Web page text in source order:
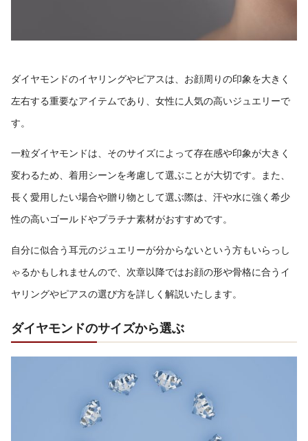
ダイヤモンドのイヤリングやピアスは、お顔周りの印象を大きく
左右する重要なアイテムであり、女性に人気の高いジュエリーで
す。
一粒ダイヤモンドは、そのサイズによって存在感や印象が大きく
変わるため、着用シーンを考慮して選ぶことが大切です。また、
長く愛用したい場合や贈り物として選ぶ際は、汗や水に強く希少
性の高いゴールドやプラチナ素材がおすすめです。
自分に似合う耳元のジュエリーが分からないという方もいらっし
ゃるかもしれませんので、次章以降ではお顔の形や骨格に合うイ
ヤリングやピアスの選び方を詳しく解説いたします。
ダイヤモンドのサイズから選ぶ